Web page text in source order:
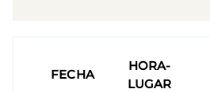
FECHA
HORA-
LUGAR